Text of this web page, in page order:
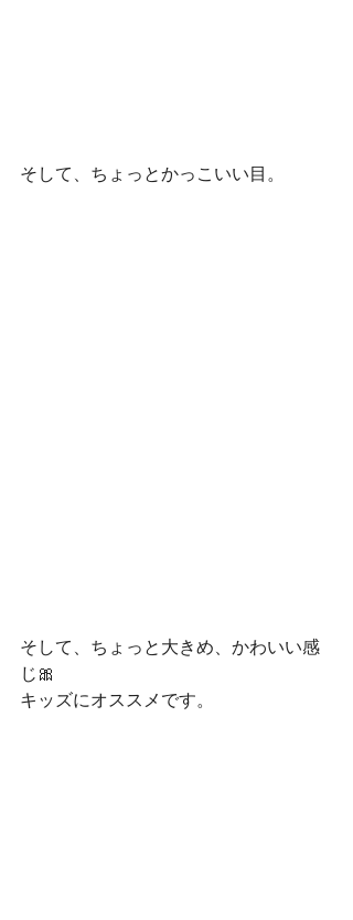
そして、ちょっとかっこいい目。
そして、ちょっと大きめ、かわいい感
じ🎀
キッズにオススメです。